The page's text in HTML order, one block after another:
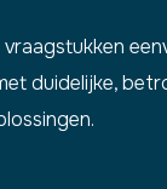
duidelijke,